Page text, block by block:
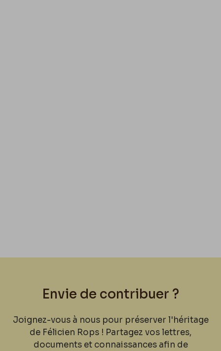
Envie de contribuer ?
Joignez-vous à nous pour préserver l'héritage
de Félicien Rops ! Partagez vos lettres,
documents et connaissances afin de